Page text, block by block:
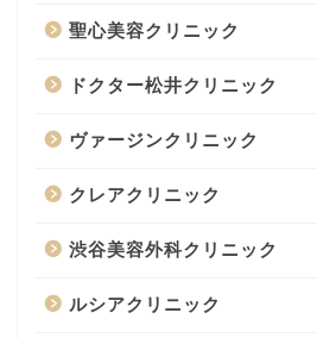
聖心美容クリニック
ドクター松井クリニック
ヴァージンクリニック
クレアクリニック
渋谷美容外科クリニック
ルシアクリニック